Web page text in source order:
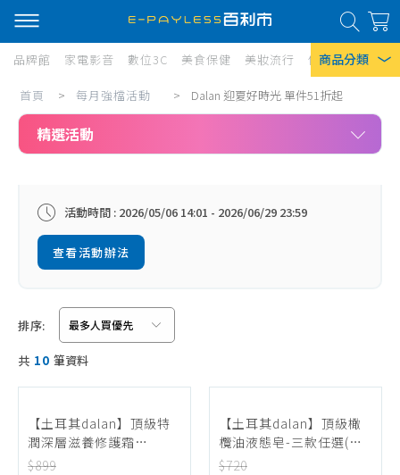
商品分類
熱門搜尋
風扇
除濕機
衛生紙
Iphone 17
品牌館 家電影音 數位3C 美食保健 美妝流行 傢俱寢具 居
首頁 > 每月強檔活動 Current:
> Dalan 迎夏好時光 單件51折起
精選活動
活動時間 : 2026/05/06 14:01 - 2026/06/29 23:59
查看活動辦法
排序:
共 10 筆資料
【土耳其dalan】頂級特
潤深層滋養修護霜
250ml(兩款任選)
$899
【土耳其dalan】頂級橄
欖油液態皂-三款任選(經
典橄欖油/茉莉花/佛手柑)
$720